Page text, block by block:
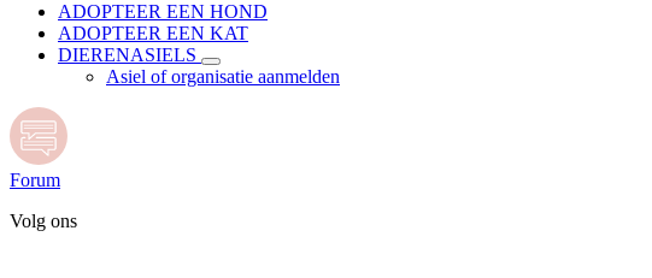
ADOPTEER EEN HOND
ADOPTEER EEN KAT
DIERENASIELS
Asiel of organisatie aanmelden
Forum
Volg ons